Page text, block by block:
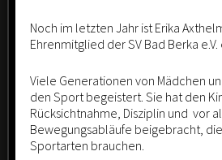
06.09.2025 – Sport und
14.12.2024 – 44. Jahresendlauf
29.05.2024 – Mitgliederversammlung
Noch im letzten Jahr ist Erika
Ehrenmitglied der SV Bad Berka
Viele Generationen von Mädchen
den Sport begeistert. Sie hat den
Rücksichtnahme, Disziplin und vor
Bewegungsabläufe beigebracht,
Sportarten brauchen.